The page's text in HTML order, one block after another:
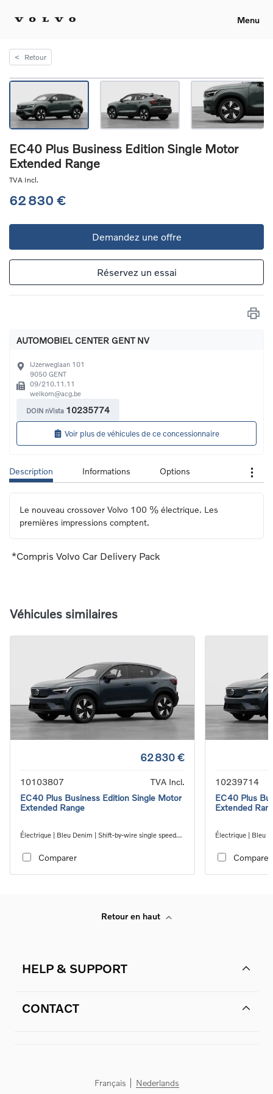
Menu
< Retour
EC40 Plus Business Edition Single Motor
Extended Range
TVA Incl.
62 830 €
Demandez une offre
Réservez un essai
AUTOMOBIEL CENTER GENT NV
IJzerweglaan 101
9050 GENT
09/210.11.11
welkom@acg.be
DOIN nVista 10235774
Voir plus de véhicules de ce concessionnaire
Description Informations Options
Le nouveau crossover Volvo 100 % électrique. Les
premières impressions comptent.
*Compris Volvo Car Delivery Pack
Véhicules similaires
62 830 €
10103807
TVA Incl.
EC40 Plus Business Edition Single Motor
Extended Range
Électrique | Bleu Denim | Shift-by-wire single speed
Comparer
10239714
EC40 Plus
Extended
Électrique | Bleu
Comparer
Retour en haut
HELP & SUPPORT
CONTACT
Français Nederlands